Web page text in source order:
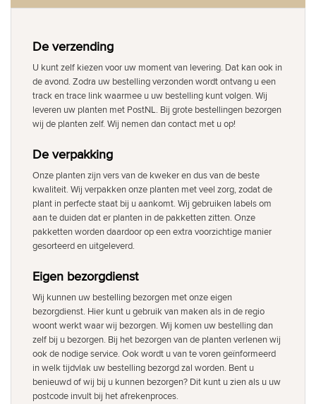
De verzending
U kunt zelf kiezen voor uw moment van levering. Dat kan ook in
de avond. Zodra uw bestelling verzonden wordt ontvang u een
track en trace link waarmee u uw bestelling kunt volgen. Wij
leveren uw planten met PostNL. Bij grote bestellingen bezorgen
wij de planten zelf. Wij nemen dan contact met u op!
De verpakking
Onze planten zijn vers van de kweker en dus van de beste
kwaliteit. Wij verpakken onze planten met veel zorg, zodat de
plant in perfecte staat bij u aankomt. Wij gebruiken labels om
aan te duiden dat er planten in de pakketten zitten. Onze
pakketten worden daardoor op een extra voorzichtige manier
gesorteerd en uitgeleverd.
Eigen bezorgdienst
Wij kunnen uw bestelling bezorgen met onze eigen
bezorgdienst. Hier kunt u gebruik van maken als in de regio
woont werkt waar wij bezorgen. Wij komen uw bestelling dan
zelf bij u bezorgen. Bij het bezorgen van de planten verlenen wij
ook de nodige service. Ook wordt u van te voren geïnformeerd
in welk tijdvlak uw bestelling bezorgd zal worden. Bent u
benieuwd of wij bij u kunnen bezorgen? Dit kunt u zien als u uw
postcode invult bij het afrekenproces.